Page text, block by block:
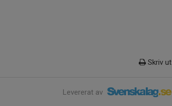
Skriv ut
Levererat av